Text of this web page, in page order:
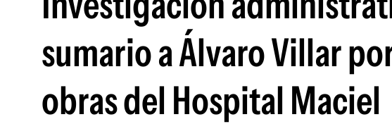
sumario a Álvaro Villar
obras del Hospital Maciel